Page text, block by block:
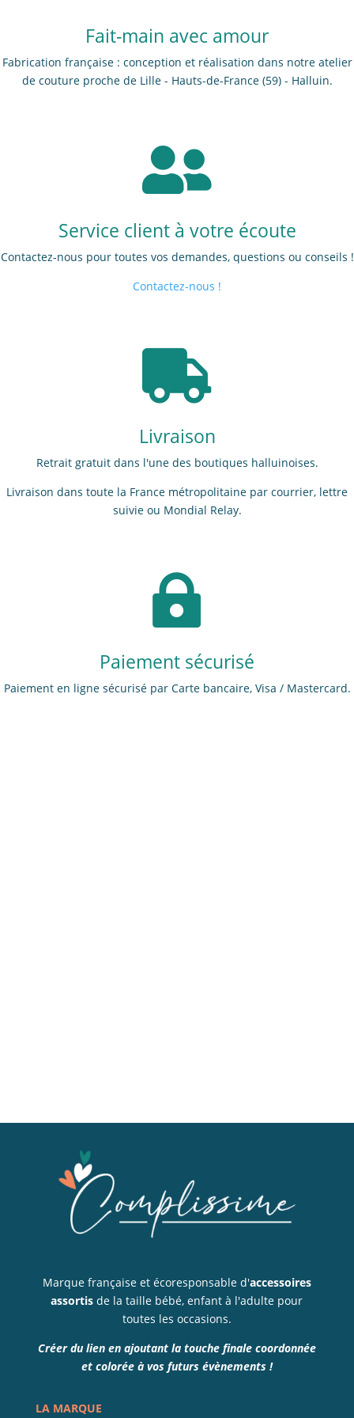
Fait-main avec amour
Fabrication française : conception et réalisation dans notre atelier
de couture proche de Lille - Hauts-de-France (59) - Halluin.

Service client à votre écoute
Contactez-nous pour toutes vos demandes, questions ou conseils !
Contactez-nous !

Livraison
Retrait gratuit dans l'une des boutiques halluinoises.
Livraison dans toute la France métropolitaine par courrier, lettre
suivie ou Mondial Relay.

Paiement sécurisé
Paiement en ligne sécurisé par Carte bancaire, Visa / Mastercard.
Marque française et écoresponsable d'accessoires
assortis de la taille bébé, enfant à l'adulte pour
toutes les occasions.
Créer du lien en ajoutant la touche finale coordonnée
et colorée à vos futurs évènements !
LA MARQUE